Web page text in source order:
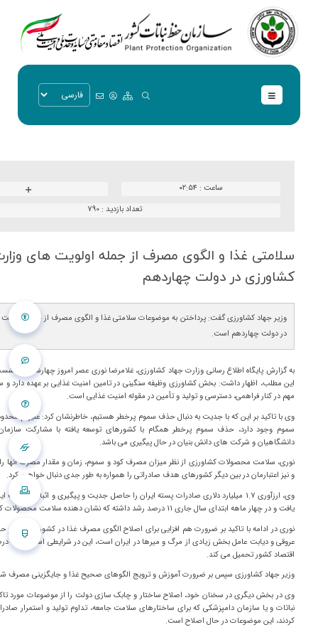
ساعت : ۰۲:۵۴
تعداد بازدید :790
سلامتی غذا و الگوی مصرف از جمله اولویت های
كشاورزی در دولت چهاردهم
وزیر جهاد کشاورزی گفت: پرداختن به موضوعات سلامتی غذا و الگوی مصرف از جمله
در دولت چهاردهم است.
به گزارش پایگاه اطلاع رسانی وزارت جهاد کشاورزی، غلامرضا نوری عصر امروز چهارشنبه در
این مطلب، اظهار داشت: بخش کشاورزی وظیفه سنگینی در تامین امنیت غذایی بر عهده دارد و
مهم در کنار فراهمی، دسترسی و تولید و تأمین در مقوله امنیت غذایی است.
وی با تاکید بر این که با جدیت به دنبال حذف سموم پرخطر هستیم، خاطرنشان کرد: علیرغم
سموم وجود دارد، حذف سموم پرخطر همگام با کشورهای توسعه یافته با مشارکت
دانشگاهیان و شرکت های دانش بنیان در حال پیگیری می باشد.
نوری، سلامت محصولات کشاورزی از نظر میزان مصرف کود و سموم، زمان و مقدار مصرف آنها
و نیز اعتبارمان در بین دیگر کشورهای هدف صادراتی را همواره به طور جدی دنبال خواهیم کرد.
یافت و در چهار ماهه ابتدای سال جاری 11 درصد رشد داشته که نشان دهنده سلامت محصولات کشاورزی ایران است.
اقتصاد کشور تحمیل می کند.
وزیر جهاد کشاورزی سپس بر ضرورت آموزش و ترویج الگوهای صحیح غذا و جایگزینی مصرف شیر
وی در بخش دیگری در سخنان خود، اصلاح ساختار و چابک سازی دولت را از موضوعات مورد
نباتات و یا سازمان دامپزشکی که برای ساختارهای سلامت جامعه، تداوم تولید و استمرار
کردند، این موضوعات در حال اصلاح است.